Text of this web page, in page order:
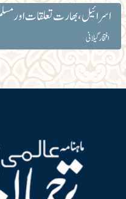
اسرائیل، بھارت تعلقات اور
افتخار گیلانی